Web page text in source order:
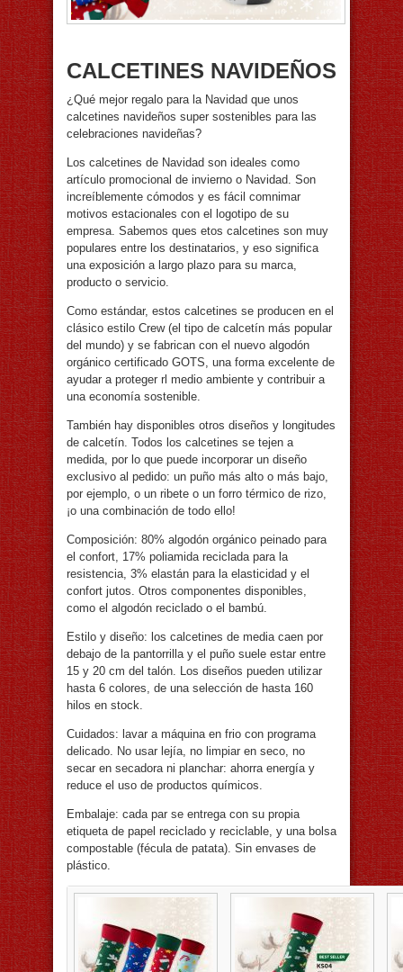
CALCETINES NAVIDEÑOS
¿Qué mejor regalo para la Navidad que unos
calcetines navideños super sostenibles para las
celebraciones navideñas?
Los calcetines de Navidad son ideales como
artículo promocional de invierno o Navidad. Son
increíblemente cómodos y es fácil comnimar
motivos estacionales con el logotipo de su
empresa. Sabemos ques etos calcetines son muy
populares entre los destinatarios, y eso significa
una exposición a largo plazo para su marca,
producto o servicio.
Como estándar, estos calcetines se producen en el
clásico estilo Crew (el tipo de calcetín más popular
del mundo) y se fabrican con el nuevo algodón
orgánico certificado GOTS, una forma excelente de
ayudar a proteger rl medio ambiente y contribuir a
una economía sostenible.
También hay disponibles otros diseños y longitudes
de calcetín. Todos los calcetines se tejen a
medida, por lo que puede incorporar un diseño
exclusivo al pedido: un puño más alto o más bajo,
por ejemplo, o un ribete o un forro térmico de rizo,
¡o una combinación de todo ello!
Composición: 80% algodón orgánico peinado para
el confort, 17% poliamida reciclada para la
resistencia, 3% elastán para la elasticidad y el
confort jutos. Otros componentes disponibles,
como el algodón reciclado o el bambú.
Estilo y diseño: los calcetines de media caen por
debajo de la pantorrilla y el puño suele estar entre
15 y 20 cm del talón. Los diseños pueden utilizar
hasta 6 colores, de una selección de hasta 160
hilos en stock.
Cuidados: lavar a máquina en frio con programa
delicado. No usar lejía, no limpiar en seco, no
secar en secadora ni planchar: ahorra energía y
reduce el uso de productos químicos.
Embalaje: cada par se entrega con su propia
etiqueta de papel reciclado y reciclable, y una bolsa
compostable (fécula de patata). Sin envases de
plástico.